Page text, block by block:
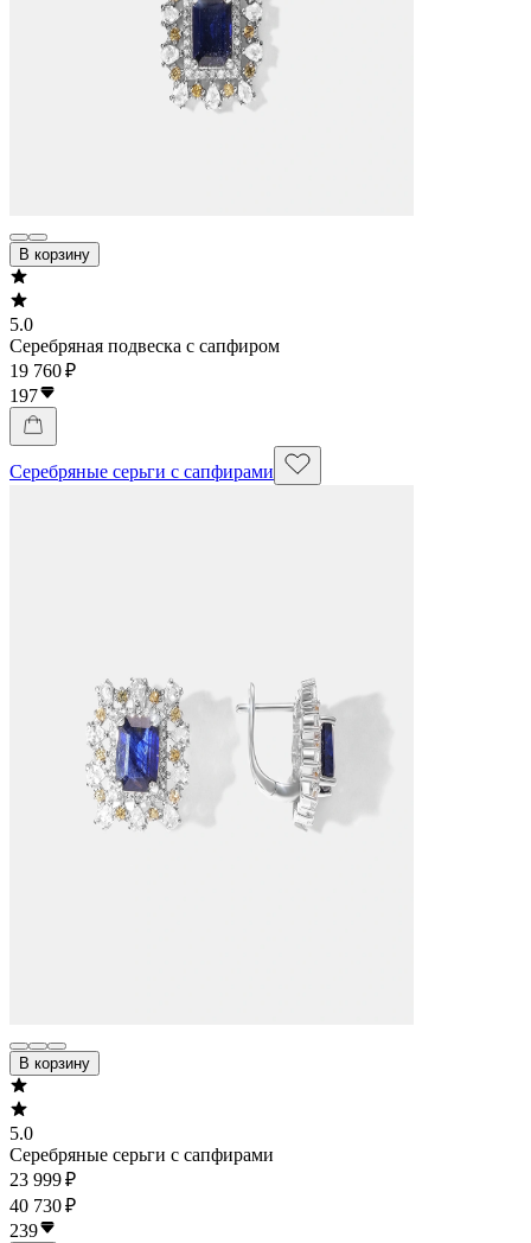
В корзину
5.0
Серебряная подвеска с сапфиром
19 760 ₽
197
Серебряные серьги с сапфирами
В корзину
5.0
Серебряные серьги с сапфирами
23 999 ₽
40 730 ₽
239